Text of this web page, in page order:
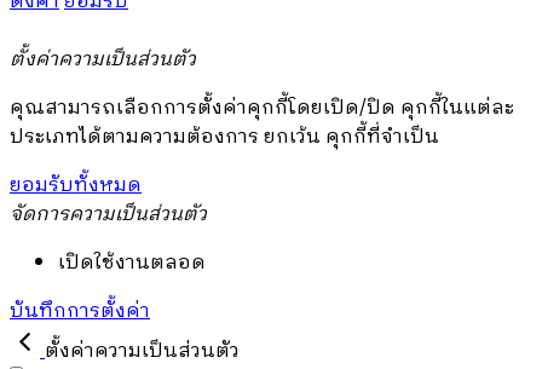
ตั้งค่าความเป็นส่วนตัว
คุณสามารถเลือกการตั้งค่าคุกกี้โดยเปิด/ปิด คุกกี้ในแต่ละ
ประเภทได้ตามความต้องการ ยกเว้น คุกกี้ที่จำเป็น
ยอมรับทั้งหมด
จัดการความเป็นส่วนตัว
เปิดใช้งานตลอด
บันทึกการตั้งค่า
ตั้งค่าความเป็นส่วนตัว